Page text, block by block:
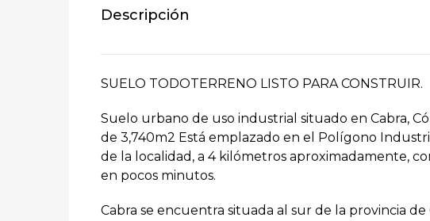
Descripción
SUELO TODOTERRENO LISTO PARA CONSTRUIR.
Suelo urbano de uso industrial situado en Cabra,
de 3,740m2 Está emplazado en el Polígono
de la localidad, a 4 kilómetros aproximadamente,
en pocos minutos.
Cabra se encuentra situada al sur de la provincia